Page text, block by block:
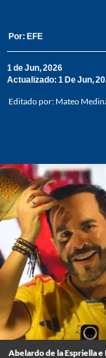
Por: EFE
1 de Jun, 2026
Actualizado: 1 De Jun,
Editado por: Mateo
Abelardo de la Espriella e